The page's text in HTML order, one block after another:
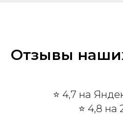
Отзывы
⭐ 4,7 на
⭐ 4,8 на